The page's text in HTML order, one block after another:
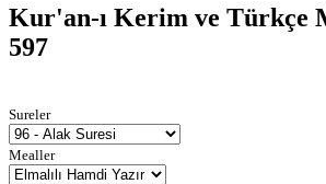
Kur'an-ı Kerim ve Türkçe
597
Sureler
Mealler